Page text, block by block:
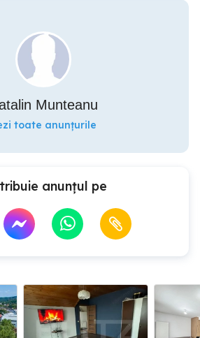
Munteanu
toate anunțurile
anunțul pe